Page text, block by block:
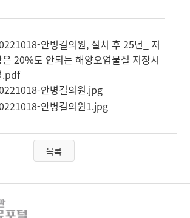
안병길의원, 설치 후 25년_ 저
20%도 안되는 해양오염물질 저장시
.pdf
안병길의원.jpg
안병길의원1.jpg
목록